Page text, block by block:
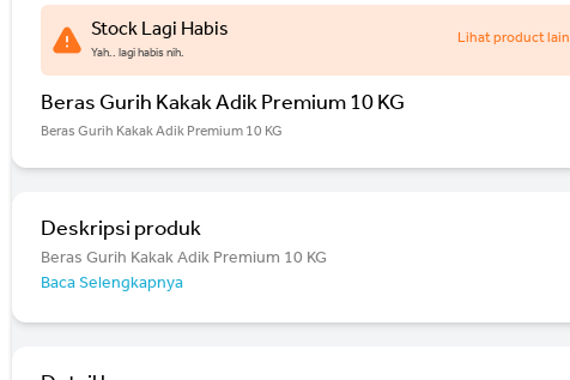
Stock Lagi Habis
Yah.. lagi habis nih.
Lihat product lain
Beras Gurih Kakak Adik Premium 10 KG
Beras Gurih Kakak Adik Premium 10 KG
Deskripsi produk
Beras Gurih Kakak Adik Premium 10 KG
Baca Selengkapnya